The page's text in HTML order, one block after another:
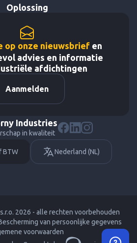
Oplossing
op onze nieuwsbrief en
advies en informatie
afdichtingen
Aanmelden
Industries
in kwaliteit
BTW Nederland (NL)
2026 - alle rechten voorbehouden
van persoonlijke gegevens
voorwaarden